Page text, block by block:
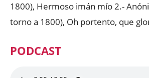
1800), Hermoso imán mío 2.-
torno a 1800), Oh portento, que
PODCAST